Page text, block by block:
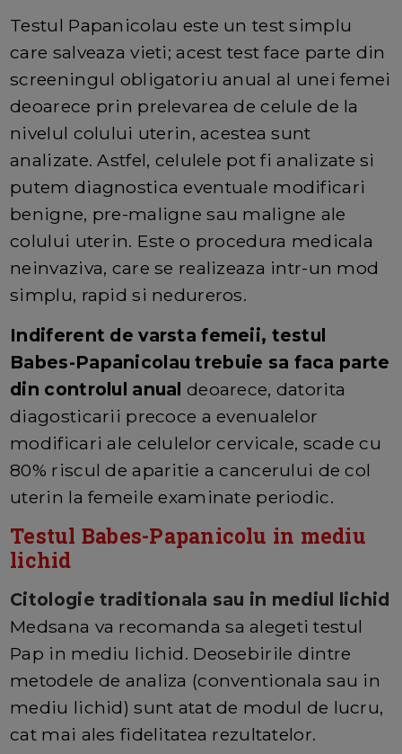
Testul Papanicolau este un test simplu
care salveaza vieti; acest test face parte din
screeningul obligatoriu anual al unei femei
deoarece prin prelevarea de celule de la
nivelul colului uterin, acestea sunt
analizate. Astfel, celulele pot fi analizate si
putem diagnostica eventuale modificari
benigne, pre-maligne sau maligne ale
colului uterin. Este o procedura medicala
neinvaziva, care se realizeaza intr-un mod
simplu, rapid si nedureros.
Indiferent de varsta femeii, testul
Babes-Papanicolau trebuie sa faca parte
din controlul anual deoarece, datorita
diagosticarii precoce a evenualelor
modificari ale celulelor cervicale, scade cu
80% riscul de aparitie a cancerului de col
uterin la femeile examinate periodic.
Testul Babes-Papanicolu in mediu
lichid
Citologie traditionala sau in mediul lichid
Medsana va recomanda sa alegeti testul
Pap in mediu lichid. Deosebirile dintre
metodele de analiza (conventionala sau in
mediu lichid) sunt atat de modul de lucru,
cat mai ales fidelitatea rezultatelor.